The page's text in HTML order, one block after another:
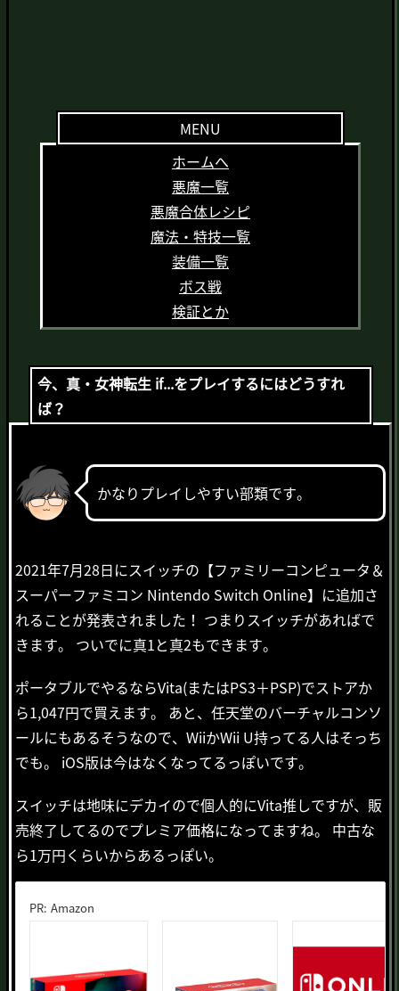
MENU
ホームへ
悪魔一覧
悪魔合体レシピ
魔法・特技一覧
装備一覧
ボス戦
検証とか
今、真・女神転生 if...をプレイするにはどうすれ
ば？
かなりプレイしやすい部類です。
2021年7月28日にスイッチの【ファミリーコンピュータ＆
スーパーファミコン Nintendo Switch Online】に追加さ
れることが発表されました！ つまりスイッチがあればで
きます。 ついでに真1と真2もできます。
ポータブルでやるならVita(またはPS3＋PSP)でストアか
ら1,047円で買えます。 あと、任天堂のバーチャルコンソ
ールにもあるそうなので、WiiかWii U持ってる人はそっち
でも。 iOS版は今はなくなってるっぽいです。
スイッチは地味にデカイので個人的にVita推しですが、販
売終了してるのでプレミア価格になってますね。 中古な
ら1万円くらいからあるっぽい。
PR: Amazon